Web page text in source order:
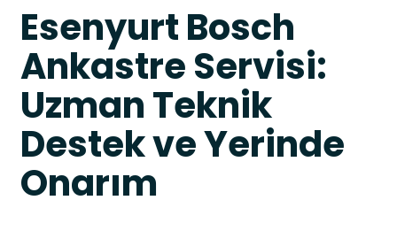
Esenyurt Bosch
Ankastre Servisi:
Uzman Teknik
Destek ve Yerinde
Onarım